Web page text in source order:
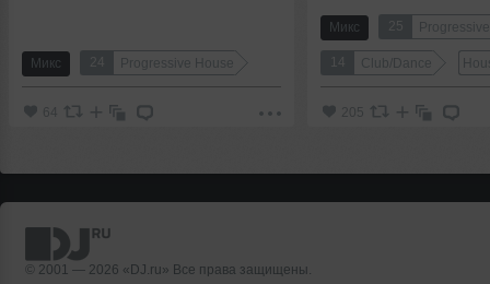
Микс 24 Progressive House
64
Микс 25
14 Club/Dance
205
© 2001 — 2026 «DJ.ru» Все права защищены.